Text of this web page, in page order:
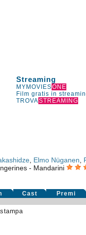
Streaming
MYMOVIESONE
Film gratis in
TROVASTREAMING
, Elmo Nüganen
- Mandarini
Cast Premi